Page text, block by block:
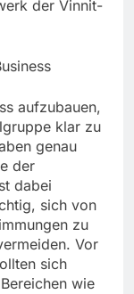
der Vinnit-
aufzubauen,
klar zu
genau
der
dabei
sich von
zu
Vor
sich
wie